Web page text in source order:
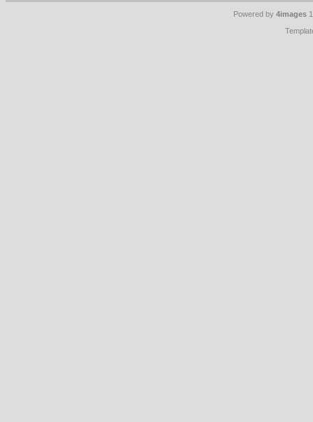
Powered by 4images